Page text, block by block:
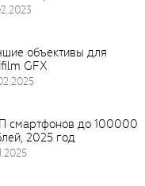
объективы для
GFX
смартфонов до 100000
2025 год